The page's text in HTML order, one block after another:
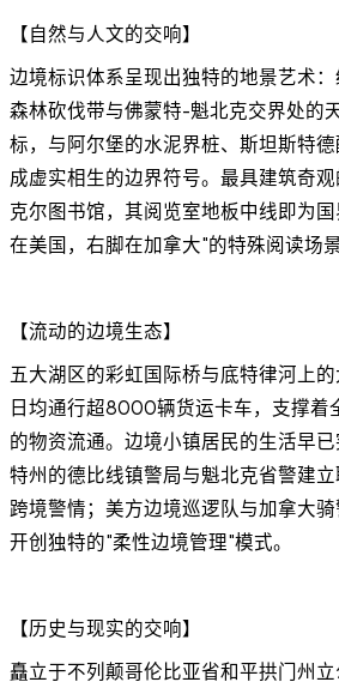
【自然与人文的交响】
边境标识体系呈现出独特的地景艺术
森林砍伐带与佛蒙特-魁北克交界处的
标，与阿尔堡的水泥界桩、斯坦斯特
成虚实相生的边界符号。最具建筑奇
克尔图书馆，其阅览室地板中线即为
在美国，右脚在加拿大"的特殊阅读场景
【流动的边境生态】
五大湖区的彩虹国际桥与底特律河上的
日均通行超8000辆货运卡车，支撑着
的物资流通。边境小镇居民的生活早
特州的德比线镇警局与魁北克省警建
跨境警情；美方边境巡逻队与加拿大骑
开创独特的"柔性边境管理"模式。
【历史与现实的交响】
矗立于不列颠哥伦比亚省和平拱门州